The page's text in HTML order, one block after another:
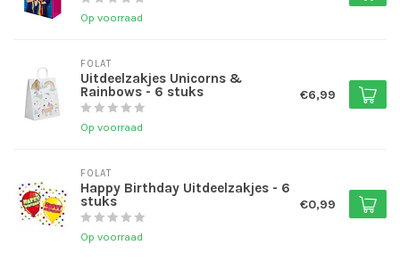
Op voorraad
FOLAT
Uitdeelzakjes Unicorns &
Rainbows - 6 stuks
Op voorraad
€6,99
FOLAT
Happy Birthday Uitdeelzakjes - 6
stuks
Op voorraad
€0,99